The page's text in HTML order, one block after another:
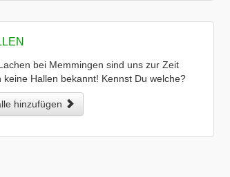
bei Memmingen sind uns zur Zeit
keine Hallen bekannt! Kennst Du welche?
hinzufügen